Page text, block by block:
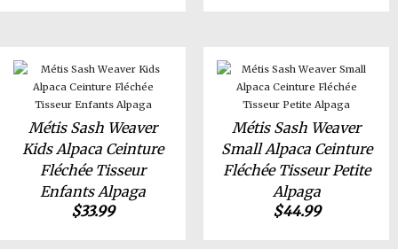
Métis Sash Weaver
Kids Alpaca Ceinture
Fléchée Tisseur
Enfants Alpaga
$33.99
Métis Sash Weaver
Small Alpaca Ceinture
Fléchée Tisseur Petite
Alpaga
$44.99